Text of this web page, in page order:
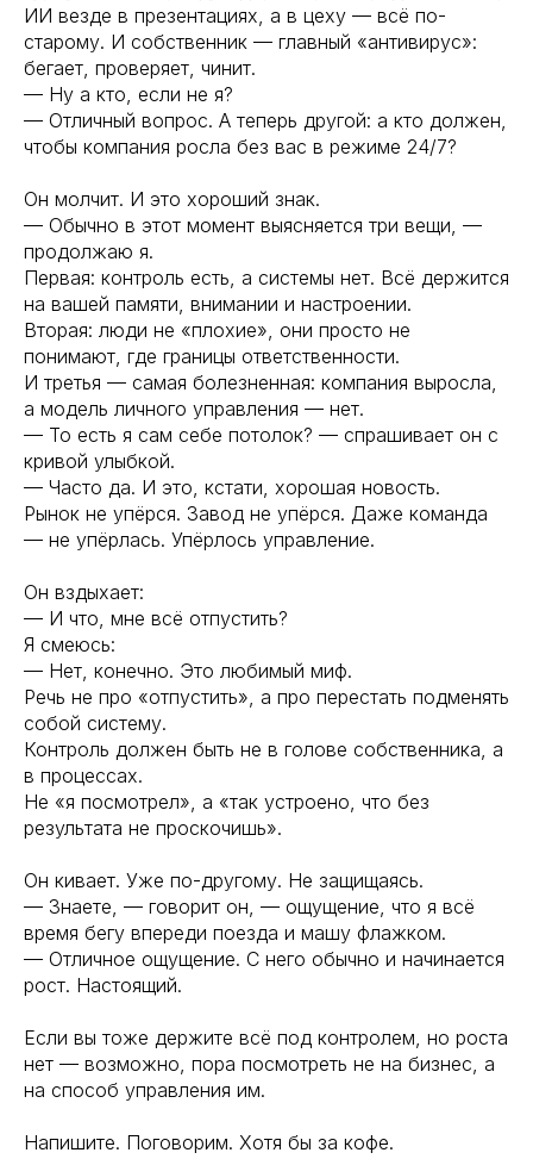
ИИ везде в презентациях, а в цеху — всё по-
старому. И собственник — главный «антивирус»:
бегает, проверяет, чинит.
— Ну а кто, если не я?
— Отличный вопрос. А теперь другой: а кто должен,
чтобы компания росла без вас в режиме 24/7?
Он молчит. И это хороший знак.
— Обычно в этот момент выясняется три вещи, —
продолжаю я.
Первая: контроль есть, а системы нет. Всё держится
на вашей памяти, внимании и настроении.
Вторая: люди не «плохие», они просто не
понимают, где границы ответственности.
И третья — самая болезненная: компания выросла,
а модель личного управления — нет.
— То есть я сам себе потолок? — спрашивает он с
кривой улыбкой.
— Часто да. И это, кстати, хорошая новость.
Рынок не упёрся. Завод не упёрся. Даже команда
— не упёрлась. Упёрлось управление.
Он вздыхает:
— И что, мне всё отпустить?
Я смеюсь:
— Нет, конечно. Это любимый миф.
Речь не про «отпустить», а про перестать подменять
собой систему.
Контроль должен быть не в голове собственника, а
в процессах.
Не «я посмотрел», а «так устроено, что без
результата не проскочишь».
Он кивает. Уже по-другому. Не защищаясь.
— Знаете, — говорит он, — ощущение, что я всё
время бегу впереди поезда и машу флажком.
— Отличное ощущение. С него обычно и начинается
рост. Настоящий.
Если вы тоже держите всё под контролем, но роста
нет — возможно, пора посмотреть не на бизнес, а
на способ управления им.
Напишите. Поговорим. Хотя бы за кофе.